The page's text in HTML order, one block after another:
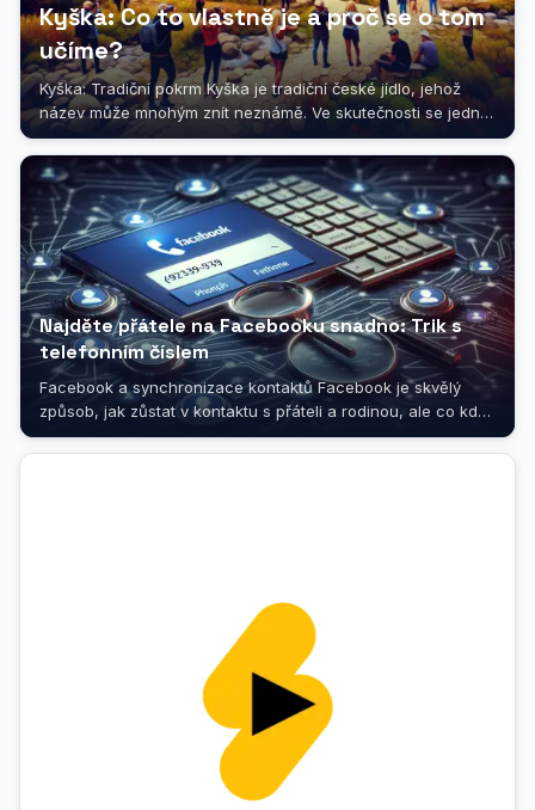
Kyška: Co to vlastně je a proč se o tom
učíme?
Kyška: Tradiční pokrm Kyška je tradiční české jídlo, jehož
název může mnohým znít neznámě. Ve skutečnosti se jedná
o pokrm z...
Najděte přátele na Facebooku snadno: Trik s
telefonním číslem
Facebook a synchronizace kontaktů Facebook je skvělý
způsob, jak zůstat v kontaktu s přáteli a rodinou, ale co když
se snažíte najít...